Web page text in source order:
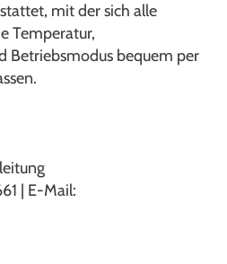
mit der sich alle
Temperatur,
Betriebsmodus bequem per
| E-Mail: